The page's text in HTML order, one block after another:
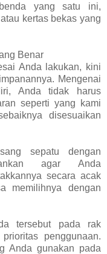
yang satu ini,
kertas bekas yang
Benar
Anda lakukan, kini
Mengenai
Anda tidak harus
seperti yang kami
disesuaikan
sepatu dengan
agar Anda
secara acak
memilihnya dengan
tersebut pada rak
penggunaan.
Anda gunakan pada